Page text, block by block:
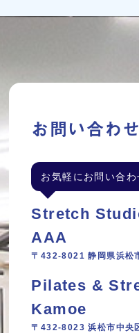
お問い合わせ
お気軽にお問い合わ
Stretch
AAA
〒432-8021 静岡県浜松
Pilates &
Kamoe
〒432-8023 浜松市中央